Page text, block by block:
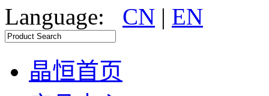
Language: CN | EN
晶恒首页